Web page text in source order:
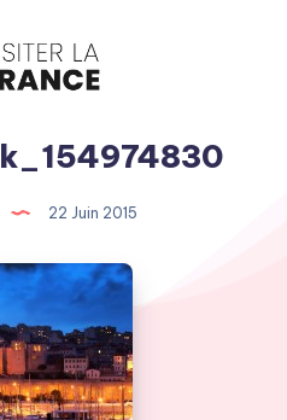
22 Juin 2015